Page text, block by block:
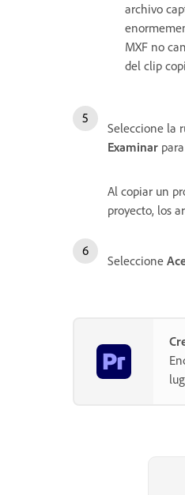
archivo
MXF no
del clip
Seleccione la
Examinar
Al copiar un
proyecto, los
Seleccione